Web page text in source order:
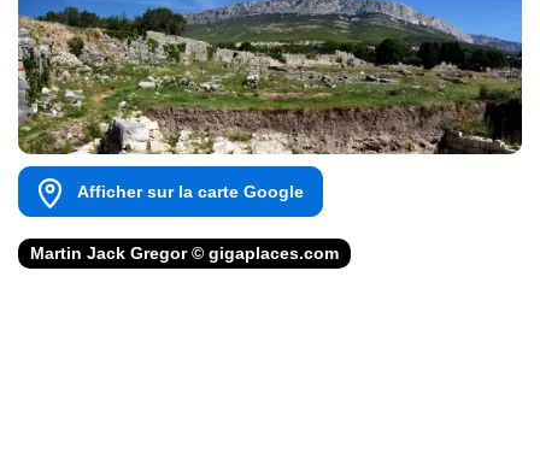
Afficher sur la carte Google
Martin Jack Gregor © gigaplaces.com